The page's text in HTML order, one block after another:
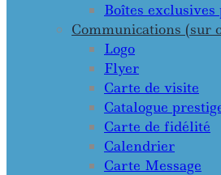
Boîtes
Communications (sur
Logo
Flyer
Carte de visite
Catalogue
Carte de fidélité
Calendrier
Carte Message